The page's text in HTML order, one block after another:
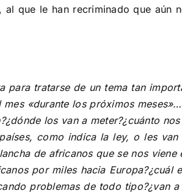
que le han recriminado que aún
para tratarse de un tema tan
«durante los próximos
los van a meter?¿cuánto
como indica la ley, o les
de africanos que se nos viene
por miles hacia
problemas de todo tipo?¿van